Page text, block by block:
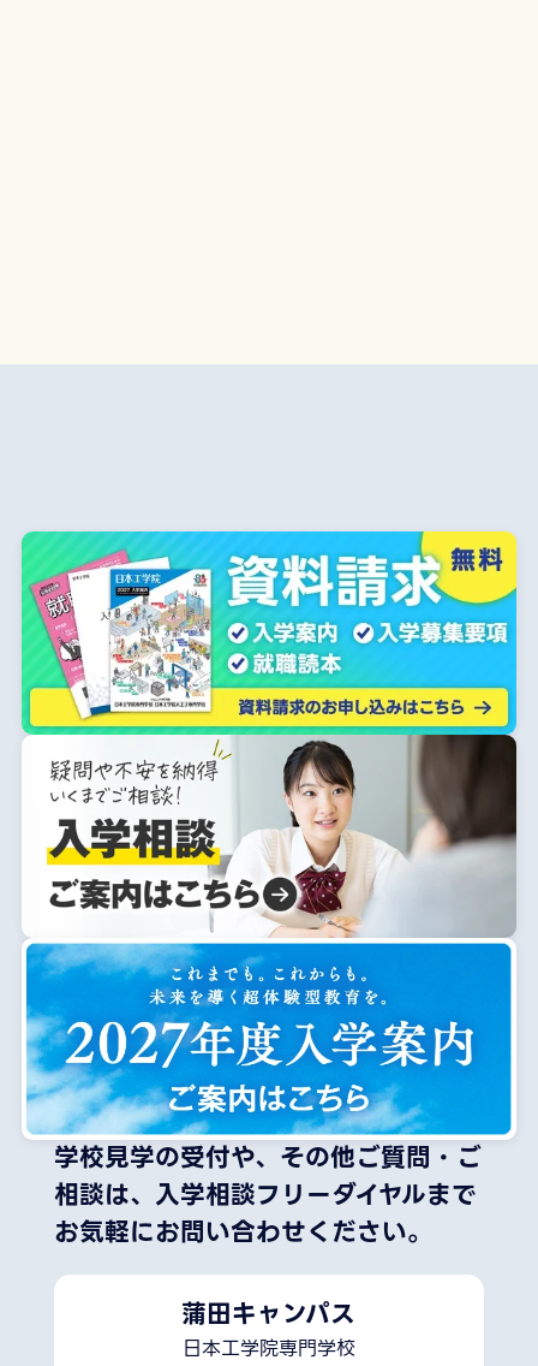
学校見学の受付や、その他ご質問・ご
相談は、 入学相談フリーダイヤルまで
お気軽にお問い合わせください。
蒲田キャンパス
日本工学院専門学校